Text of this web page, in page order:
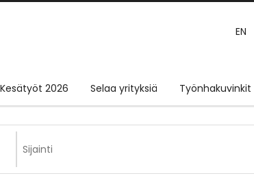
EN
Kesätyöt 2026 Selaa yrityksiä Työnhakuvinkit